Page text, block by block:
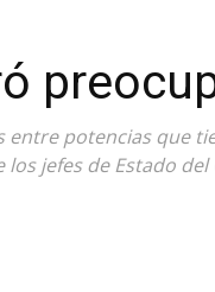
entre potencias que
jefes de Estado